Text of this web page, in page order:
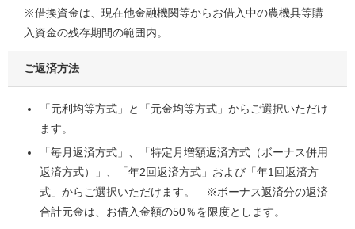
※借換資金は、現在他金融機関等からお借入中の農機具等購
入資金の残存期間の範囲内。
ご返済方法
「元利均等方式」と「元金均等方式」からご選択いただけ
ます。
「毎月返済方式」、「特定月増額返済方式（ボーナス併用
返済方式）」、「年2回返済方式」および「年1回返済方
式」からご選択いただけます。 ※ボーナス返済分の返済
合計元金は、お借入金額の50％を限度とします。